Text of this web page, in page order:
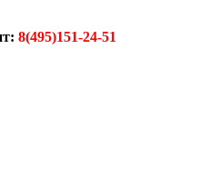
8(495)151-24-51